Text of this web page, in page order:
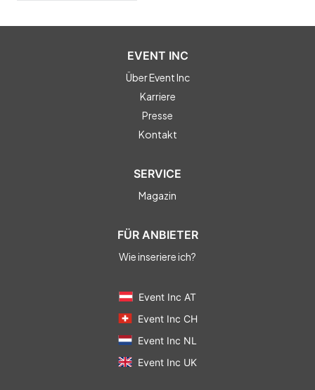
EVENT INC
Über Event Inc
Karriere
Presse
Kontakt
SERVICE
Magazin
FÜR ANBIETER
Wie inseriere ich?
Event Inc AT
Event Inc CH
Event Inc NL
Event Inc UK